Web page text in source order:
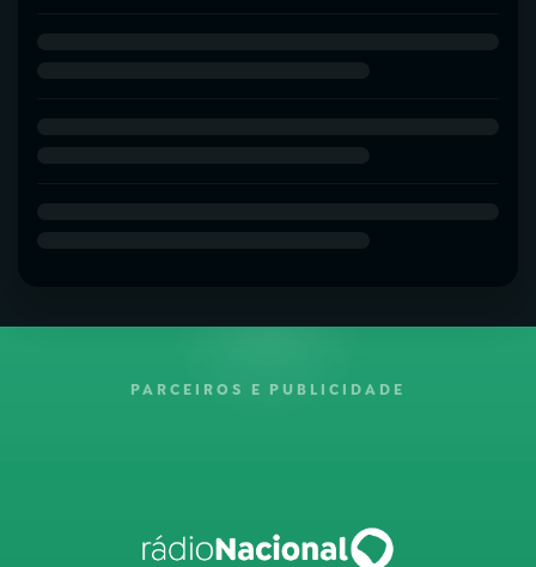
PARCEIROS E PUBLICIDADE